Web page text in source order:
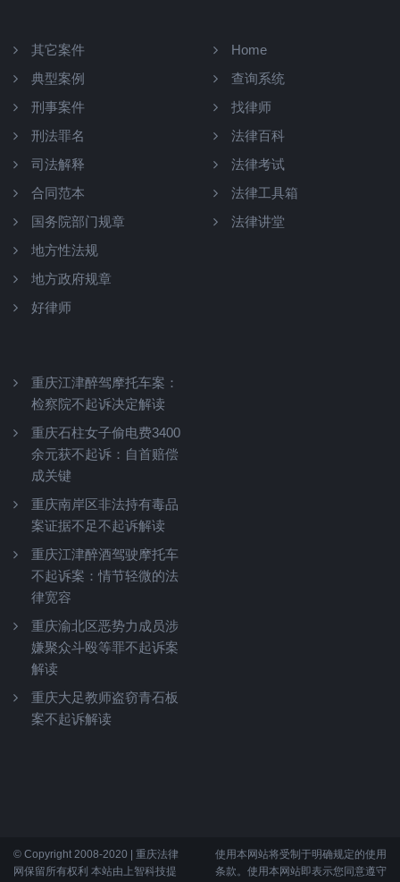
其它案件
典型案例
刑事案件
刑法罪名
司法解释
合同范本
国务院部门规章
地方性法规
地方政府规章
好律师
Home
查询系统
找律师
法律百科
法律考试
法律工具箱
法律讲堂
重庆江津醉驾摩托车案：
检察院不起诉决定解读
重庆石柱女子偷电费3400
余元获不起诉：自首赔偿
成关键
重庆南岸区非法持有毒品
案证据不足不起诉解读
重庆江津醉酒驾驶摩托车
不起诉案：情节轻微的法
律宽容
重庆渝北区恶势力成员涉
嫌聚众斗殴等罪不起诉案
解读
重庆大足教师盗窃青石板
案不起诉解读
© Copyright 2008-2020 | 重庆法律
网保留所有权利 本站由上智科技提
使用本网站将受制于明确规定的使用
条款。使用本网站即表示您同意遵守